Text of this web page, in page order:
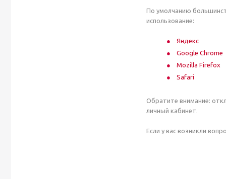
По умолчанию
использование:
Яндекс
Google Chrome
Mozilla Firefox
Safari
Обратите внимание:
личный кабинет.
Если у вас возникли